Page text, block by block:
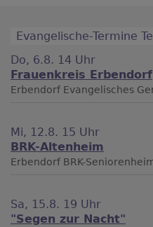
Evangelische-Termine
Do, 6.8. 14 Uhr
Frauenkreis Erbendorf
Erbendorf Evangelisches
Mi, 12.8. 15 Uhr
BRK-Altenheim
Erbendorf BRK-
Sa, 15.8. 19 Uhr
"Segen zur Nacht"